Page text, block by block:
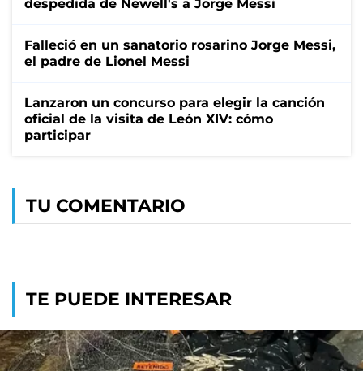
despedida de Newell's a Jorge Messi
Falleció en un sanatorio rosarino Jorge Messi,
el padre de Lionel Messi
Lanzaron un concurso para elegir la canción
oficial de la visita de León XIV: cómo
participar
TU COMENTARIO
TE PUEDE INTERESAR